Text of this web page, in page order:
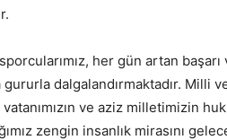
her gün artan
gururla dalgalandırmaktadır. Milli
vatanımızın ve aziz milletimizin
zengin insanlık mirasını